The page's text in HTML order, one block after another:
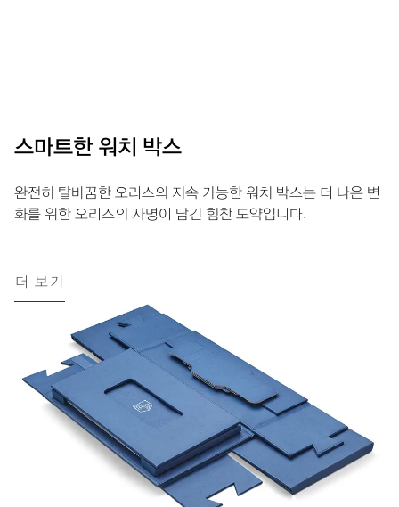
스마트한 워치 박스
완전히 탈바꿈한 오리스의 지속 가능한 워치 박스는 더 나은 변
화를 위한 오리스의 사명이 담긴 힘찬 도약입니다.
더 보기